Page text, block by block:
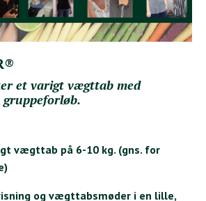
et varigt vægttab med
vægttab på 6-10 kg. (gns. for
og vægttabsmøder i en lille,